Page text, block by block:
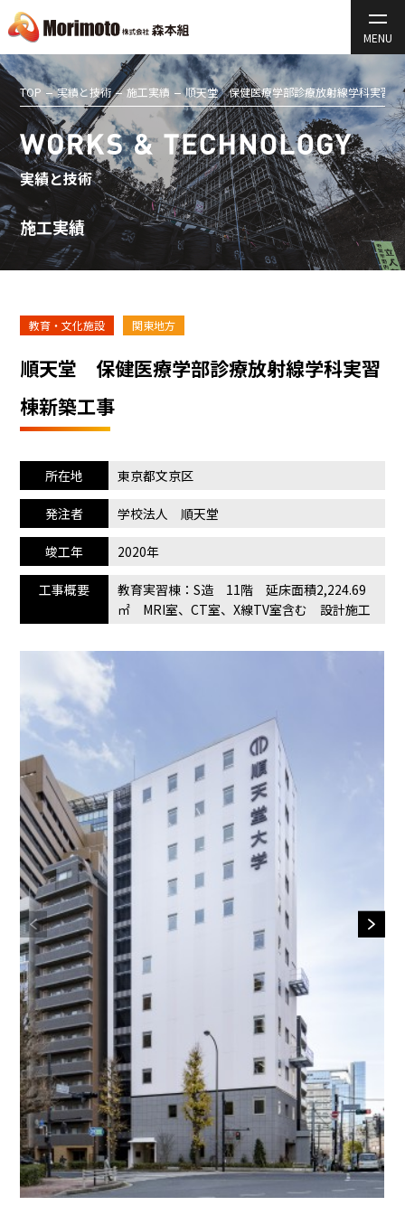
TOP 実績と技術 施工実績 順天堂 保健医療学部診療放射線学科実習棟
実績と技術
施工実績
教育・文化施設 関東地方
順天堂 保健医療学部診療放射線学科実習
棟新築工事
所在地 東京都文京区
発注者 学校法人 順天堂
竣工年 2020年
工事概要
教育実習棟：S造 11階 延床面積2,224.69
㎡ MRI室、CT室、X線TV室含む 設計施工